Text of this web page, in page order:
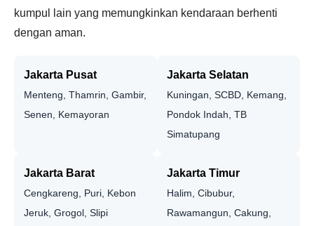
kumpul lain yang memungkinkan kendaraan berhenti
dengan aman.
Jakarta Pusat
Menteng, Thamrin, Gambir,
Senen, Kemayoran
Jakarta Selatan
Kuningan, SCBD, Kemang,
Pondok Indah, TB
Simatupang
Jakarta Barat
Cengkareng, Puri, Kebon
Jeruk, Grogol, Slipi
Jakarta Timur
Halim, Cibubur,
Rawamangun, Cakung,